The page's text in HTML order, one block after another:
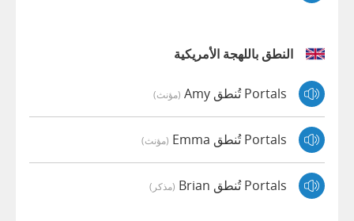
النطق باللهجة الأمريكية
Portals تُنطق Amy (مؤنث)
Portals تُنطق Emma (مؤنث)
Portals تُنطق Brian (مذكر)